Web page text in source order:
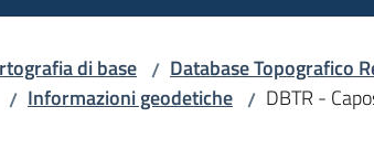
di base / Database Topografico
/ Informazioni geodetiche / DBTR -